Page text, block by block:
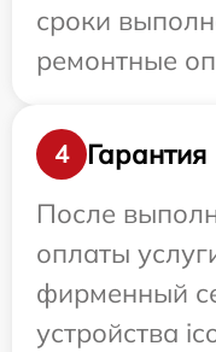
сроки
ремонтные
4
Гарантия
После
оплаты
фирменный
устройства